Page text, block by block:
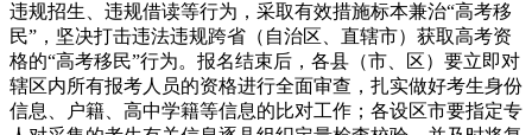
违规招生、违规借读等行为，采取有效措施标本兼治“高考移
民”，坚决打击违法违规跨省（自治区、直辖市）获取高考资
格的“高考移民”行为。报名结束后，各县（市、区）要立即对
辖区内所有报考人员的资格进行全面审查，扎实做好考生身份
信息、户籍、高中学籍等信息的比对工作；各设区市要指定专